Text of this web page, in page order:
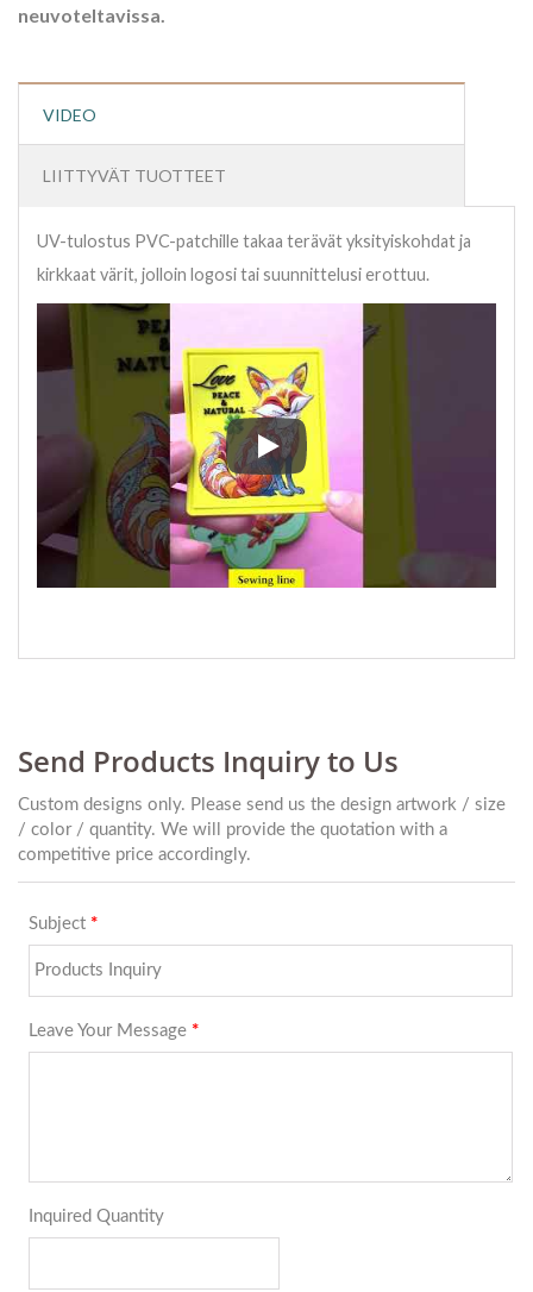
neuvoteltavissa.
VIDEO
LIITTYVÄT TUOTTEET
UV-tulostus PVC-patchille takaa terävät yksityiskohdat ja
kirkkaat värit, jolloin logosi tai suunnittelusi erottuu.
UV-tulostus PVC-patchille